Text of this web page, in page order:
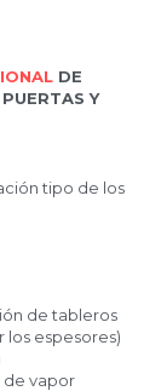
DE
Y
tipo de los
de tableros
espesores)
de vapor